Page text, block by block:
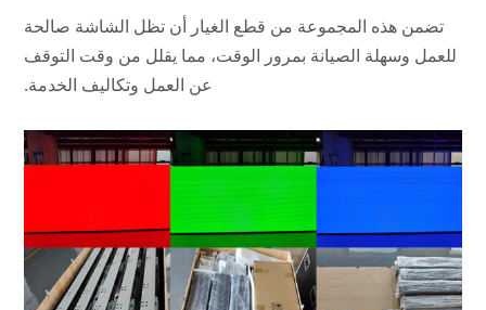
تضمن هذه المجموعة من قطع الغيار أن تظل الشاشة صالحة
للعمل وسهلة الصيانة بمرور الوقت، مما يقلل من وقت التوقف
عن العمل وتكاليف الخدمة.